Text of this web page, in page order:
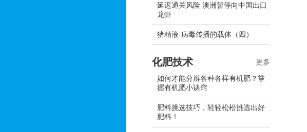
延迟通关风险 澳洲暂停向中国出口
龙虾
猪精液-病毒传播的载体（四）
化肥技术
如何才能分辨各种各样有机肥？掌
握有机肥小诀窍
肥料挑选技巧，轻轻松松挑选出好
肥料！
更多